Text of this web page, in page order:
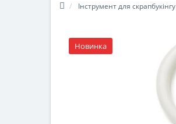
Інструмент для скрапбукінгу
Новинка